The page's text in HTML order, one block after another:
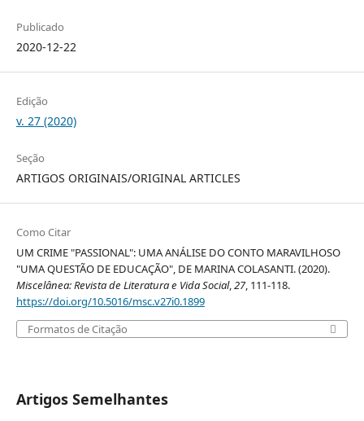
Publicado
2020-12-22
Edição
v. 27 (2020)
Seção
ARTIGOS ORIGINAIS/ORIGINAL ARTICLES
Como Citar
UM CRIME "PASSIONAL": UMA ANÁLISE DO CONTO MARAVILHOSO
"UMA QUESTÃO DE EDUCAÇÃO", DE MARINA COLASANTI. (2020).
Miscelânea: Revista de Literatura e Vida Social,27, 111-118.
https://doi.org/10.5016/msc.v27i0.1899
Formatos de Citação
Artigos Semelhantes